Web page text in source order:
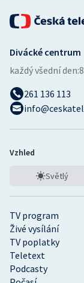
TV program
Živé vysílání
TV poplatky
Teletext
Podcasty
Divácké centrum
každý všední den:
261 136 113
Vzhled
Světlý